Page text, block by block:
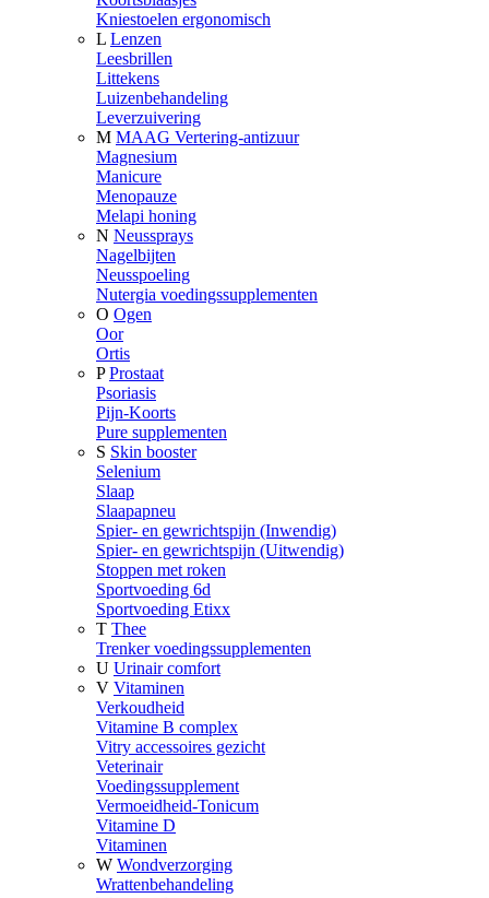
Kniestoelen ergonomisch
L Lenzen
Leesbrillen
Littekens
Luizenbehandeling
Leverzuivering
M MAAG Vertering-antizuur
Magnesium
Manicure
Menopauze
Melapi honing
N Neussprays
Nagelbijten
Neusspoeling
Nutergia voedingssupplementen
O Ogen
Oor
Ortis
P Prostaat
Psoriasis
Pijn-Koorts
Pure supplementen
S Skin booster
Selenium
Slaap
Slaapapneu
Spier- en gewrichtspijn (Inwendig)
Spier- en gewrichtspijn (Uitwendig)
Stoppen met roken
Sportvoeding 6d
Sportvoeding Etixx
T Thee
Trenker voedingssupplementen
U Urinair comfort
V Vitaminen
Verkoudheid
Vitamine B complex
Vitry accessoires gezicht
Veterinair
Voedingssupplement
Vermoeidheid-Tonicum
Vitamine D
Vitaminen
W Wondverzorging
Wrattenbehandeling